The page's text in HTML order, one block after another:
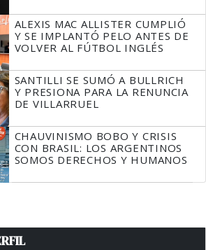
ALEXIS MAC ALLISTER CUMPLIÓ
Y SE IMPLANTÓ PELO ANTES DE
VOLVER AL FÚTBOL INGLÉS
SANTILLI SE SUMÓ A BULLRICH
Y PRESIONA PARA LA RENUNCIA
DE VILLARRUEL
CHAUVINISMO BOBO Y CRISIS
CON BRASIL: LOS ARGENTINOS
SOMOS DERECHOS Y HUMANOS